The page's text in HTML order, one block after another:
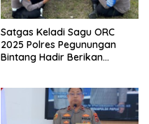
Satgas Keladi Sagu ORC
2025 Polres Pegunungan
Bintang Hadir Berikan